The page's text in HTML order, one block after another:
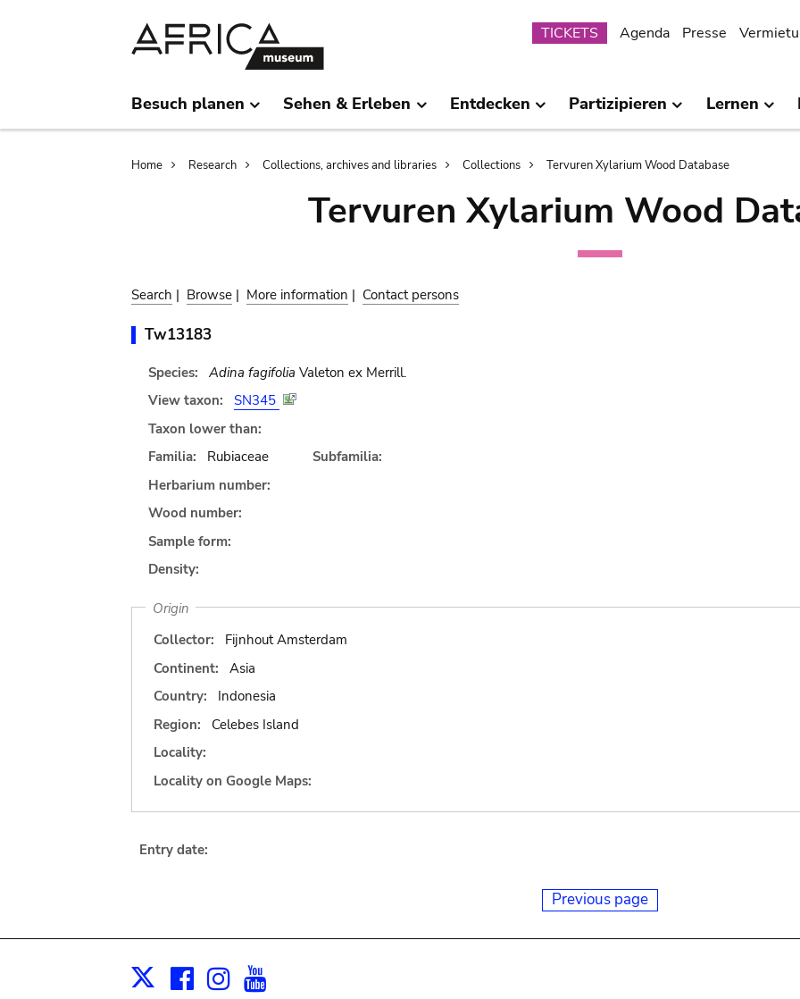
Submenu
TICKETS Agenda Presse
Besuch planen Sehen & Erleben Entdecken Partizipieren Lernen
Breadcrumb
Home Research Collections, archives and libraries Collections Tervuren Xylarium Wood Database
Tervuren Xylarium Wood
Search | Browse | More information | Contact persons
Tw13183
Species: Adina fagifolia Valeton ex Merrill.
View taxon:
SN345
Taxon lower than:
Familia:
Rubiaceae
Subfamilia:
Herbarium number:
Wood number:
Sample form:
Density:
Origin
Collector:
Fijnhout Amsterdam
Continent:
Asia
Country:
Indonesia
Region:
Celebes Island
Locality:
Locality on Google Maps:
Entry date:
Previous page
X Facebook
Instagram